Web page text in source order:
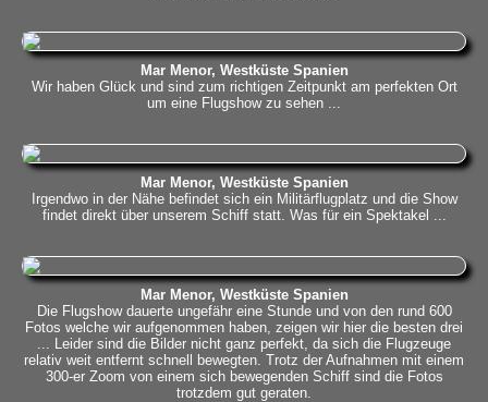
Mar Menor, Westküste Spanien
Wir haben Glück und sind zum richtigen Zeitpunkt am perfekten Ort
um eine Flugshow zu sehen ...
Mar Menor, Westküste Spanien
Irgendwo in der Nähe befindet sich ein Militärflugplatz und die Show
findet direkt über unserem Schiff statt. Was für ein Spektakel ...
Mar Menor, Westküste Spanien
Die Flugshow dauerte ungefähr eine Stunde und von den rund 600
Fotos welche wir aufgenommen haben, zeigen wir hier die besten drei
... Leider sind die Bilder nicht ganz perfekt, da sich die Flugzeuge
relativ weit entfernt schnell bewegten. Trotz der Aufnahmen mit einem
300-er Zoom von einem sich bewegenden Schiff sind die Fotos
trotzdem gut geraten.